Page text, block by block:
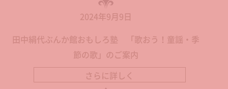
2024年9月9日
田中絹代ぶんか館おもしろ塾 「歌おう！童謡・季
節の歌」のご案内
さらに詳しく